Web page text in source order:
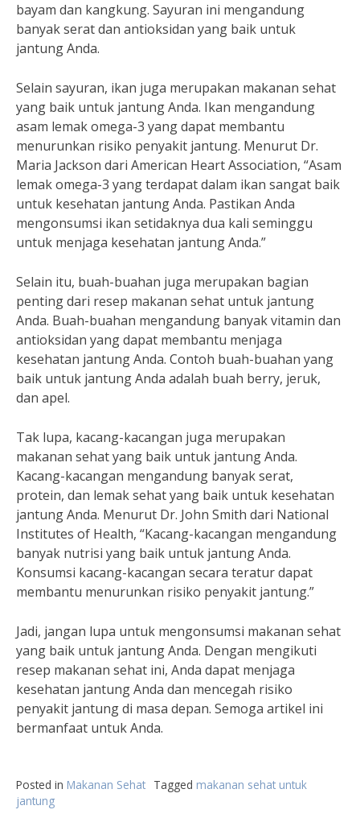
bayam dan kangkung. Sayuran ini mengandung
banyak serat dan antioksidan yang baik untuk
jantung Anda.
Selain sayuran, ikan juga merupakan makanan sehat
yang baik untuk jantung Anda. Ikan mengandung
asam lemak omega-3 yang dapat membantu
menurunkan risiko penyakit jantung. Menurut Dr.
Maria Jackson dari American Heart Association, “Asam
lemak omega-3 yang terdapat dalam ikan sangat baik
untuk kesehatan jantung Anda. Pastikan Anda
mengonsumsi ikan setidaknya dua kali seminggu
untuk menjaga kesehatan jantung Anda.”
Selain itu, buah-buahan juga merupakan bagian
penting dari resep makanan sehat untuk jantung
Anda. Buah-buahan mengandung banyak vitamin dan
antioksidan yang dapat membantu menjaga
kesehatan jantung Anda. Contoh buah-buahan yang
baik untuk jantung Anda adalah buah berry, jeruk,
dan apel.
Tak lupa, kacang-kacangan juga merupakan
makanan sehat yang baik untuk jantung Anda.
Kacang-kacangan mengandung banyak serat,
protein, dan lemak sehat yang baik untuk kesehatan
jantung Anda. Menurut Dr. John Smith dari National
Institutes of Health, “Kacang-kacangan mengandung
banyak nutrisi yang baik untuk jantung Anda.
Konsumsi kacang-kacangan secara teratur dapat
membantu menurunkan risiko penyakit jantung.”
Jadi, jangan lupa untuk mengonsumsi makanan sehat
yang baik untuk jantung Anda. Dengan mengikuti
resep makanan sehat ini, Anda dapat menjaga
kesehatan jantung Anda dan mencegah risiko
penyakit jantung di masa depan. Semoga artikel ini
bermanfaat untuk Anda.
Posted in Makanan Sehat Tagged makanan sehat untuk
jantung